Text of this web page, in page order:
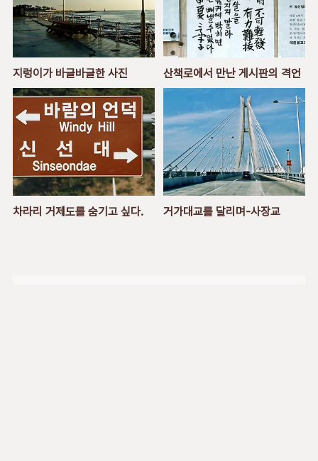
지렁이가 바글바글한 사진 산책로에서 만난 게시판의 격언
차라리 거제도를 숨기고 싶다. 거가대교를 달리며-사장교